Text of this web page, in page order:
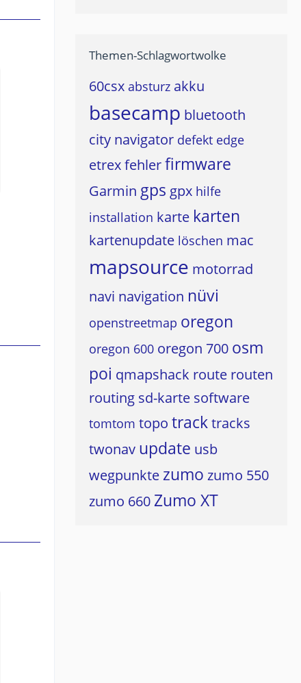
Themen-Schlagwortwolke
60csx absturz akku
basecamp bluetooth
city navigator defekt edge
etrexfehlerfirmware
Garmin gps gpx hilfe
installation karte karten
kartenupdate löschen mac
mapsource motorrad
navi navigation nüvi
openstreetmap oregon
oregon 600 oregon 700 osm
poi qmapshack route routen
routing sd-karte software
tomtom topo tracktracks
twonav update usb
wegpunkte zumo zumo 550
zumo 660 Zumo XT